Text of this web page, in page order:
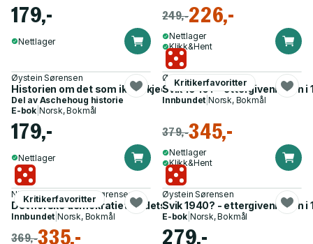
179,-
Nettlager
249,-226,-
Nettlager
Klikk&Hent
Øystein Sørensen
Historien om det som ikke skjedde - kontrafaktisk historie
Del av Aschehoug historie
E-bok Norsk, Bokmål
179,-
Nettlager
Kritikerfavoritter
Øystein Sørensen
Svik 1940? - ettergivenheten i
Innbundet |Norsk, Bokmål
379,-345,-
Nettlager
Klikk&Hent
Kritikerfavoritter
Nik. Brandal, Øystein Sørensen
Det norske demokratiet og dets fiender - 1918-2018
Innbundet |Norsk, Bokmål
369,-335,-
Øystein Sørensen
Svik 1940? - ettergivenheten i
E-bok Norsk, Bokmål
279,-